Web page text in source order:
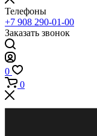
Телефоны
+7 908 290-01-00
Заказать звонок
0
0